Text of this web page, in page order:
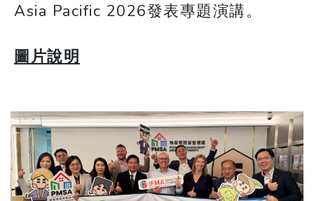
Asia Pacific 2026發表專題演講。
圖片說明